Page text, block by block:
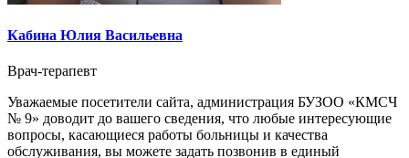
Кабина Юлия Васильевна
Врач-терапевт
Уважаемые посетители сайта, администрация БУЗОО «КМСЧ
№ 9» доводит до вашего сведения, что любые интересующие
вопросы, касающиеся работы больницы и качества
обслуживания, вы можете задать позвонив в единый